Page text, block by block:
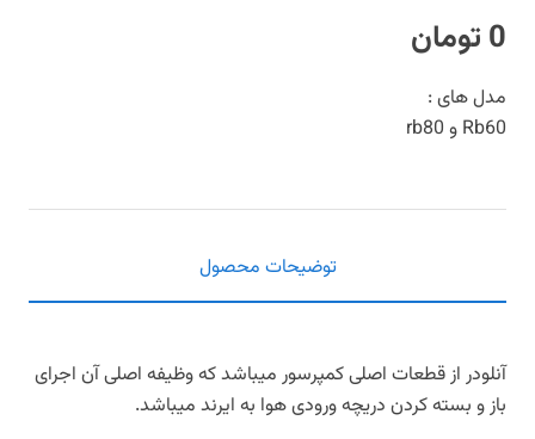
0 تومان
مدل های :
Rb60 و rb80
توضیحات محصول
آنلودر از قطعات اصلی کمپرسور میباشد که وظیفه اصلی آن اجرای
باز و بسته کردن دریچه ورودی هوا به ایرند میباشد.